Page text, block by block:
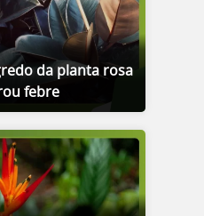
da planta rosa
febre